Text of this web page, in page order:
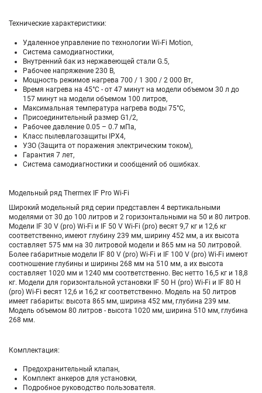
Технические характеристики:
Удаленное управление по технологии Wi-Fi Motion,
Система самодиагностики,
Внутренний бак из нержавеющей стали G.5,
Рабочее напряжение 230 В,
Мощность режимов нагрева 700 / 1 300 / 2 000 Вт,
Время нагрева на 45°С - от 47 минут на модели объемом 30 л до
157 минут на модели объемом 100 литров,
Максимальная температура нагрева воды 75°С,
Присоединительный размер G1/2,
Рабочее давление 0.05 – 0.7 мПа,
Класс пылевлагозащиты IPX4,
УЗО (Защита от поражения электрическим током),
Гарантия 7 лет,
Система самодиагностики и сообщений об ошибках.
Модельный ряд Thermex IF Pro Wi-Fi
Широкий модельный ряд серии представлен 4 вертикальными
моделями от 30 до 100 литров и 2 горизонтальными на 50 и 80 литров.
Модели IF 30 V (pro) Wi-Fi и IF 50 V Wi-Fi (pro) весят 9,7 кг и 12,6 кг
соответственно, имеют глубину 239 мм, ширину 452 мм, а их высота
составляет 575 мм на 30 литровой модели и 865 мм на 50 литровой.
Более габаритные модели IF 80 V (pro) Wi-Fi и IF 100 V (pro) Wi-Fi имеют
соотношение глубины и ширины 268 мм на 510 мм, а их высота
составляет 1020 мм и 1240 мм соответственно. Вес нетто 16,5 кг и 18,8
кг. Модели для горизонтальной установки IF 50 H (pro) Wi-Fi и IF 80 H
(pro) Wi-Fi весят 12,6 и 16,2 кг соответственно. Модель на 50 литров
имеет габариты: высота 865 мм, ширина 452 мм, глубина 239 мм.
Модель объемом 80 литров - высота 1020 мм, ширина 510 мм, глубина
268 мм.
Комплектация:
Предохранительный клапан,
Комплект анкеров для установки,
Подробное руководство пользователя.